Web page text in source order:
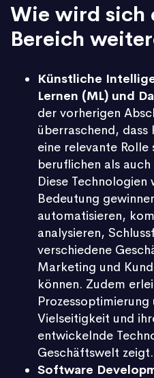
Wie wird sich
Bereich
Künstliche
Lernen (ML) und
der vorherigen
überraschend, dass
eine relevante Rolle
beruflichen als
Diese
Bedeutung
automatisieren,
analysieren,
verschiedene
Marketing und
können. Zudem
Vielseitigkeit und
entwickelnde
Geschäftswelt zeigt.
Software